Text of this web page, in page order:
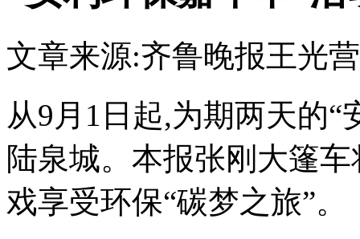
文章来源:齐鲁晚报王光营
从9月1日起,为期两天的
陆泉城。本报张刚大篷
戏享受环保“碳梦之旅”。